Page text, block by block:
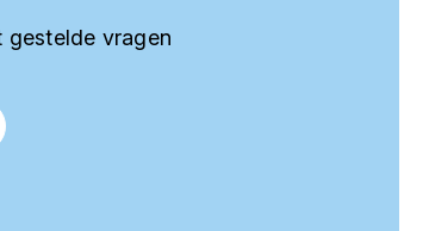
gestelde vragen